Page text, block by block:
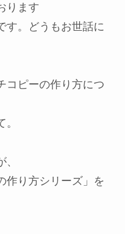
ります
す。どうもお世話に
コピーの作り方につ
作り方シリーズ」を